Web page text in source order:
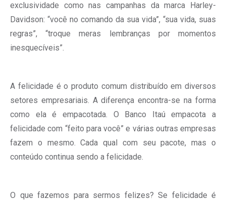
exclusividade como nas campanhas da marca Harley-
Davidson: “você no comando da sua vida”, “sua vida, suas
regras”, “troque meras lembranças por momentos
inesquecíveis”.
A felicidade é o produto comum distribuído em diversos
setores empresariais. A diferença encontra-se na forma
como ela é empacotada. O Banco Itaú empacota a
felicidade com “feito para você” e várias outras empresas
fazem o mesmo. Cada qual com seu pacote, mas o
conteúdo continua sendo a felicidade.
O que fazemos para sermos felizes? Se felicidade é